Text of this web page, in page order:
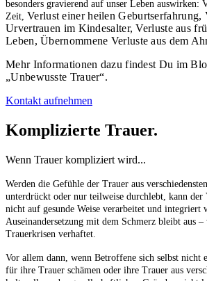
besonders gravierend auf unser Leben auswirken:
Zeit, Verlust einer heilen Geburtserfahrung,
Urvertrauen im Kindesalter,Verluste aus
Leben,Übernommene Verluste aus dem
Mehr Informationen dazu findest Du im
„Unbewusste Trauer“.
Kontakt aufnehmen
Komplizierte Trauer.
Wenn Trauer kompliziert wird...
Werden die Gefühle der Trauer aus
unterdrückt oder nur teilweise durchlebt, kann
nicht auf gesunde Weise verarbeitet und integriert
Auseinandersetzung mit dem Schmerz bleibt aus
Trauerkrisen verhaftet.
Vor allem dann, wenn Betroffene sich selbst nicht
für ihre Trauer schämen oder ihre Trauer aus